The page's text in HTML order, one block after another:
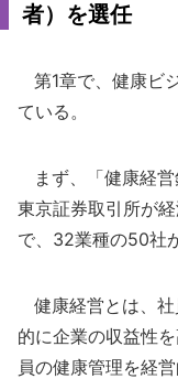
者）を選任
第1章で、健康ビ
ている。
まず、「健康経営
東京証券取引所が
で、32業種の50社
健康経営とは、社
的に企業の収益性
員の健康管理を経